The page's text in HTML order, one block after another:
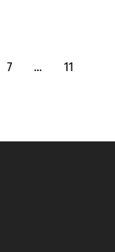
7 …
11